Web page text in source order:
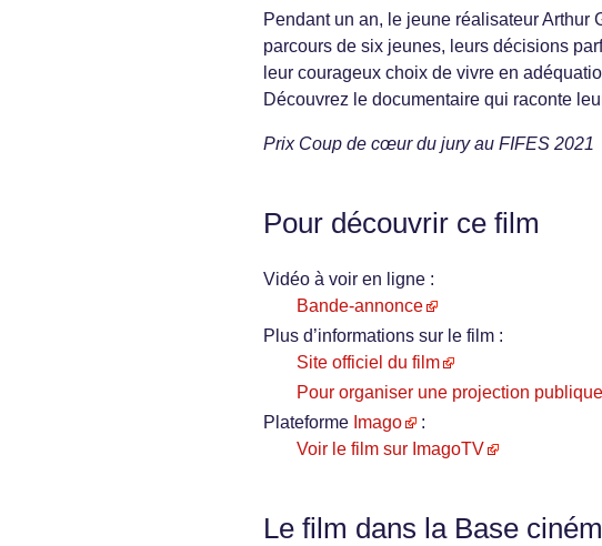
Pendant un an, le jeune réalisateur Arthur
parcours de six jeunes, leurs décisions
leur courageux choix de vivre en
Découvrez le documentaire qui raconte
Prix Coup de cœur du jury au FIFES 2021
Pour découvrir ce film
Vidéo à voir en ligne :
Bande-annonce
Plus d’informations sur le film :
Site officiel du film
Pour organiser une projection
Plateforme Imago
:
Voir le film sur ImagoTV
Le film dans la Base